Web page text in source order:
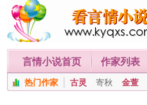
言情小说首页
作家列表
热门作家 古灵 寄秋 金萱